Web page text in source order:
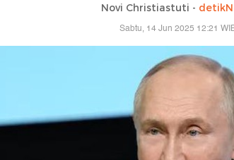
Novi Christiastuti -
Sabtu, 14 Jun 2025 12:21